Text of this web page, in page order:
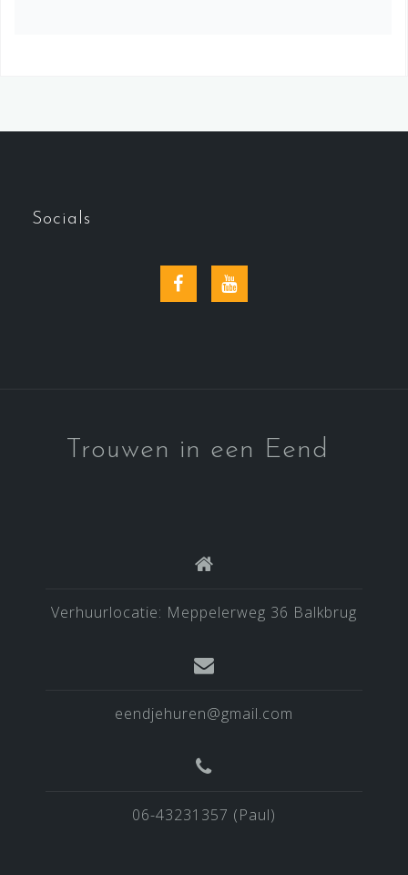
Socials
FacebookYouTube
Trouwen in een Eend
Verhuurlocatie: Meppelerweg 36 Balkbrug
eendjehuren@gmail.com
06-43231357 (Paul)